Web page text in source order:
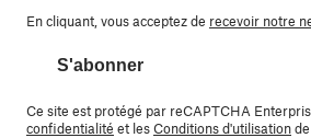
En cliquant, vous acceptez de recevoir notre
S'abonner
Ce site est protégé par reCAPTCHA
confidentialité et lesConditions d'utilisation